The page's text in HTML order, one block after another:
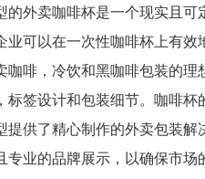
的外卖咖啡杯是一个现实且
业可以在一次性咖啡杯上有
咖啡，冷饮和黑咖啡包装的
标签设计和包装细节。咖啡
提供了精心制作的外卖包装
专业的品牌展示，以确保市